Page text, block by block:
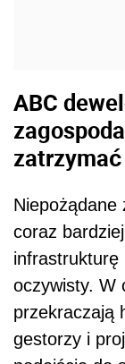
ABC
Niepożądane
coraz
infrastrukturę
oczywisty. W
przekraczają
gestorzy i